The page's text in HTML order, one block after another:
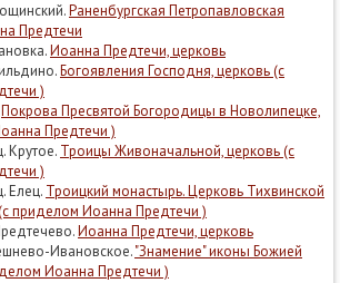
Раненбургская Петропавловская
Предтечи
Иоанна Предтечи, церковь
Богоявления Господня, церковь (с
)
Покрова Пресвятой Богородицы в Новолипецке,
Предтечи )
Крутое. Троицы Живоначальной, церковь (с
)
Елец. Троицкий монастырь. Церковь Тихвинской
приделом Иоанна Предтечи )
Иоанна Предтечи, церковь
Ивановское."Знамение" иконы Божией
Иоанна Предтечи )